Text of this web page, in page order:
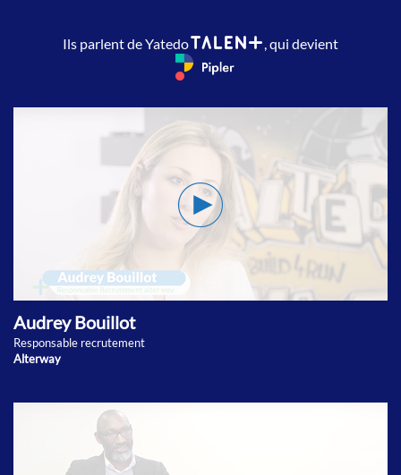
Ils parlent de Yatedo , qui devient
Audrey Bouillot
Responsable recrutement
Alterway